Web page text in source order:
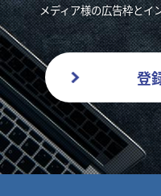
メディア様の広告枠とイ
登